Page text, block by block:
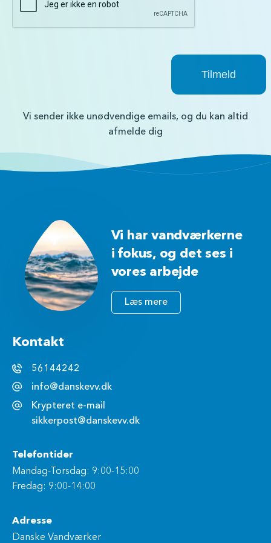
Vi sender ikke unødvendige emails, og du kan altid
afmelde dig
Vi har vandværkerne
i fokus, og det ses i
vores arbejde
Læs mere
Kontakt
56144242
info@danskevv.dk
Krypteret e-mail
sikkerpost@danskevv.dk
Telefontider
Mandag-Torsdag: 9:00-15:00
Fredag: 9:00-14:00
Adresse
Danske Vandværker